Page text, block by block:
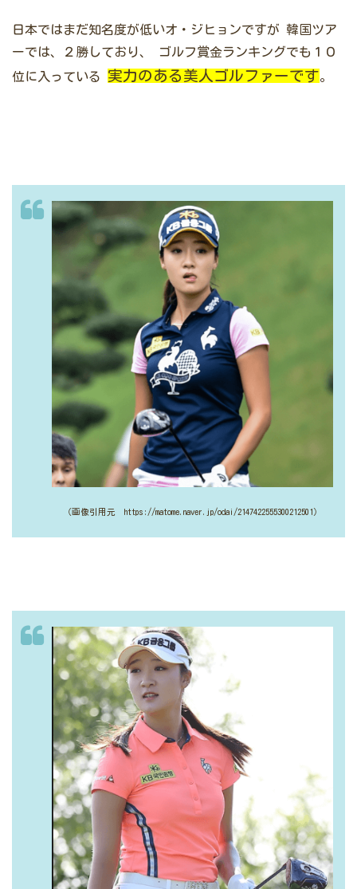
日本ではまだ知名度が低いオ・ジヒョンですが 韓国ツア
ーでは、２勝しており、
ゴルフ賞金ランキングでも１０
位に入っている
実力のある美人ゴルファーです。
（画像引用元 https://matome.naver.jp/odai/2147422555300212501）